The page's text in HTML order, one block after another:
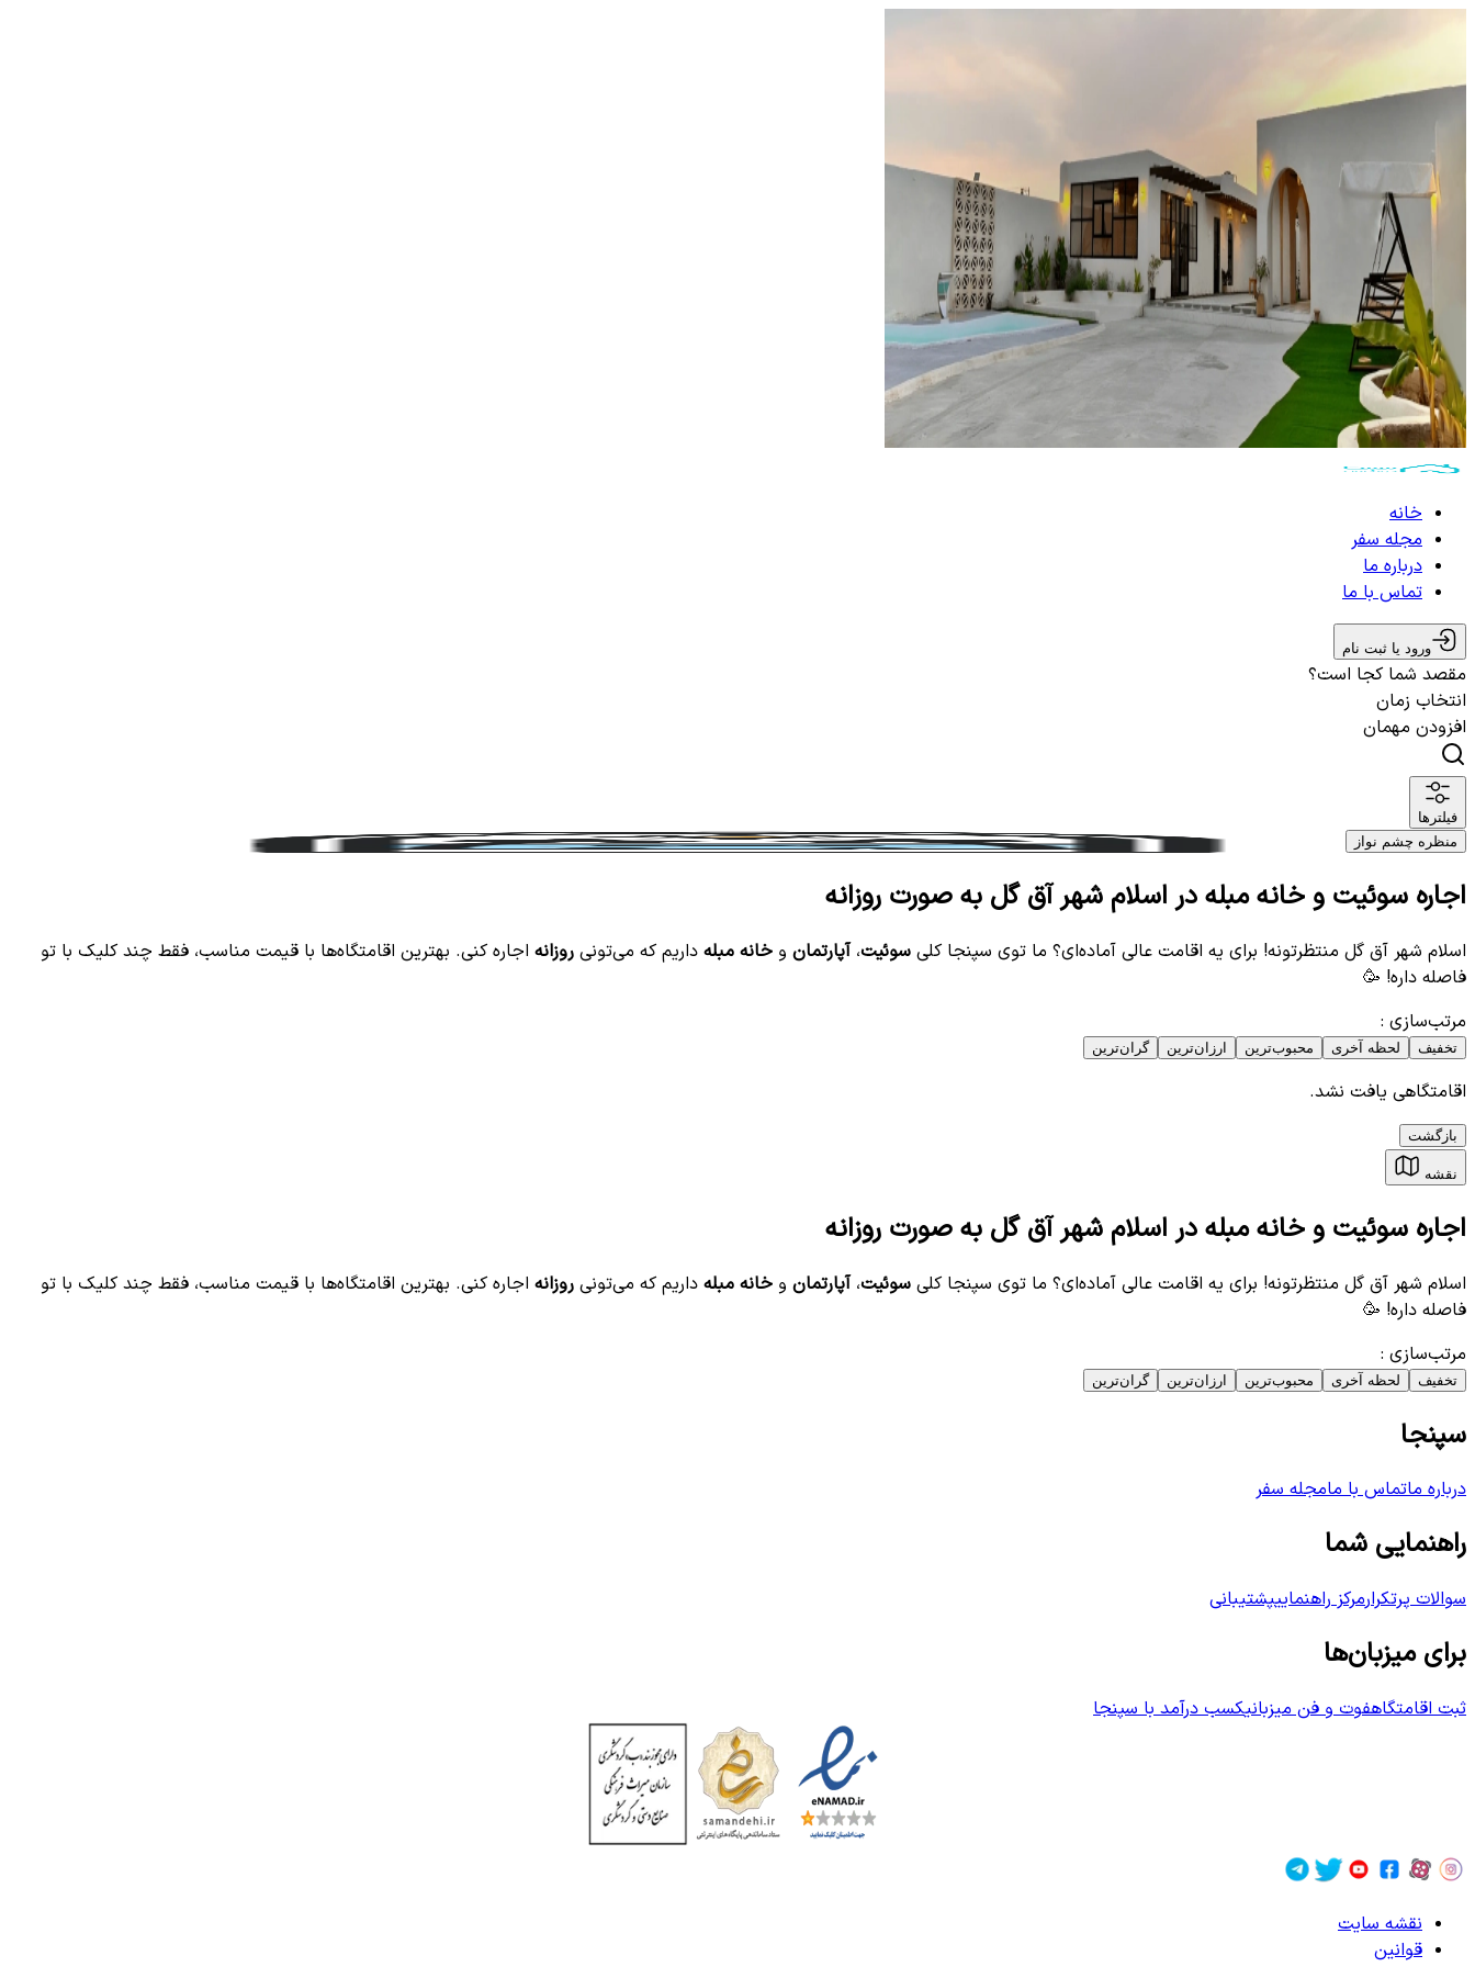
خانه
مجله سفر
درباره ما
تماس با ما
ورود یا ثبت نام
مقصد شما کجا است؟
انتخاب زمان
افزودن مهمان
فیلترها
منظره چشم نواز
اجاره سوئیت و خانه مبله در اسلام شهر آق گل به صورت روزانه
اسلام شهر آق گل منتظرتونه! برای یه اقامت عالی آماده‌ای؟ ما توی سپنجا کلی سوئیت،آپارتمان و خانه مبله داریم که می‌تونی روزانه اجاره کنی. بهترین اقامتگاه‌ها با قیمت مناسب، فقط چند کلیک با تو
فاصله داره! 🥳
مرتب‌سازی :
تخفیف لحظه آخری محبوب‌ترین ارزان‌ترین گران‌ترین
اقامتگاهی یافت نشد.
بازگشت
نقشه
اجاره سوئیت و خانه مبله در اسلام شهر آق گل به صورت روزانه
اسلام شهر آق گل منتظرتونه! برای یه اقامت عالی آماده‌ای؟ ما توی سپنجا کلی سوئیت،آپارتمان و خانه مبله داریم که می‌تونی روزانه اجاره کنی. بهترین اقامتگاه‌ها با قیمت مناسب، فقط چند کلیک با تو
فاصله داره! 🥳
مرتب‌سازی :
تخفیف لحظه آخری محبوب‌ترین ارزان‌ترین گران‌ترین
سپنجا
درباره ماتماس با مامجله سفر
راهنمایی شما
سوالات پرتکرارمرکز راهنماییپشتیبانی
برای میزبان‌ها
ثبت اقامتگاهفوت و فن میزبانیکسب درآمد با سپنجا
نقشه سایت
قوانین